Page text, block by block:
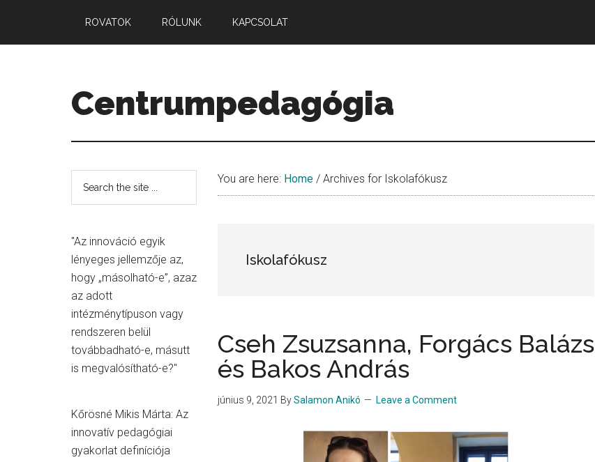
main
primary
secondary
ROVATOK RÓLUNK KAPCSOLAT
Centrumpedagógia
Mennyiség.
You are here: Home / Archives for Iskolafókusz
Iskolafókusz
Cseh Zsuzsanna, Forgács Balázs
és Bakos András
június 9, 2021 BySalamon Anikó Leave a Comment
Secondary
Sidebar
"Az innováció egyik
lényeges jellemzője az,
hogy „másolható-e”, azaz
az adott
intézménytípuson vagy
rendszeren belül
továbbadható-e, másutt
is megvalósítható-e?"
Kőrösné Mikis Márta: Az
innovatív pedagógiai
gyakorlat definíciója